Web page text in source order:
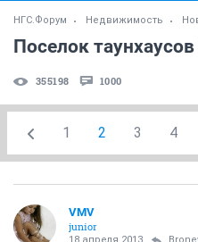
НГС.Форум Недвижимость
355198 1000
1 2 3 4
VMV
junior